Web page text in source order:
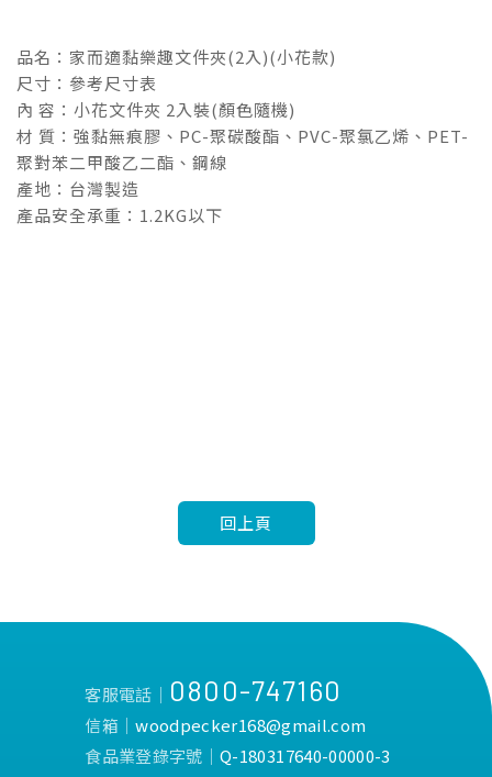
品名：家而適黏樂趣文件夾(2入)(小花款)
尺寸：參考尺寸表
內 容：小花文件夾 2入裝(顏色隨機)
材 質：強黏無痕膠、PC-聚碳酸酯、PVC-聚氯乙烯、PET-
聚對苯二甲酸乙二酯、鋼線
產地：台灣製造
產品安全承重：1.2KG以下
回上頁
客服電話│ 0800-747160
信箱│woodpecker168@gmail.com
食品業登錄字號│Q-180317640-00000-3